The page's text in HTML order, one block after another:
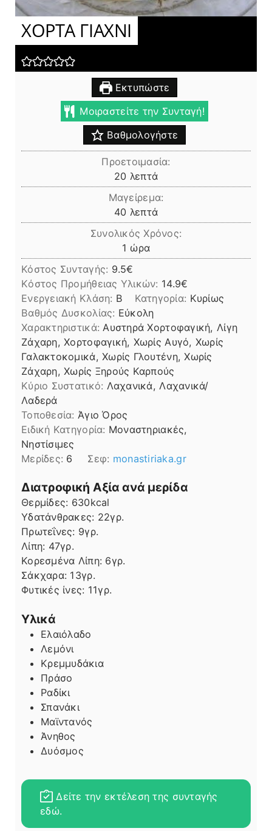
ΧΟΡΤΑ ΓΙΑΧΝΙ
Εκτυπώστε
Μοιραστείτε την Συνταγή!
Βαθμολογήστε
Προετοιμασία:
20 λεπτά
λεπτά
Μαγείρεμα:
40 λεπτά
λεπτά
Συνολικός Χρόνος:
1 ώρα
ώρα
Κόστος Συνταγής: 9.5€
Kόστος Προμήθειας Υλικών: 14.9
Ενεργειακή Κλάση: B Κατηγορία: Κυρίως
Βαθμός Δυσκολίας: Εύκολη
Χαρακτηριστικά: Αυστηρά Χορτοφαγική, Λίγη
Ζάχαρη, Χορτοφαγική, Χωρίς Αυγό, Χωρίς
Γαλακτοκομικά, Χωρίς Γλουτένη, Χωρίς
Ζάχαρη, Χωρίς Ξηρούς Καρπούς
Kύριο Συστατικό: Λαχανικά, Λαχανικά/
Λαδερά
Τοποθεσία: Άγιο Όρος
Ειδική Κατηγορία: Μοναστηριακές,
Νηστίσιμες
Μερίδες: 6 Σεφ: monastiriaka.gr
Διατροφική Αξία ανά μερίδα
Θερμίδες: 630kcal
Υδατάνθρακες: 22γρ.
Πρωτεΐνες: 9γρ.
Λίπη
Λίπη: 47γρ.
Κορεσμένα Λίπη: 6γρ.
Σάκχαρα: 13γρ.
Φυτικές ίνες: 11γρ.
Υλικά
Ελαιόλαδο
Λεμόνι
Κρεμμυδάκια
Πράσο
Ραδίκι
Σπανάκι
Μαϊντανός
Άνηθος
Δυόσμος
Δείτε την εκτέλεση της συνταγής
εδώ.